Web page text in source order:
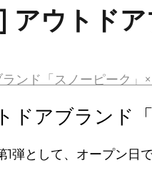
アウトド
ドアブランド
1弾として、オープン